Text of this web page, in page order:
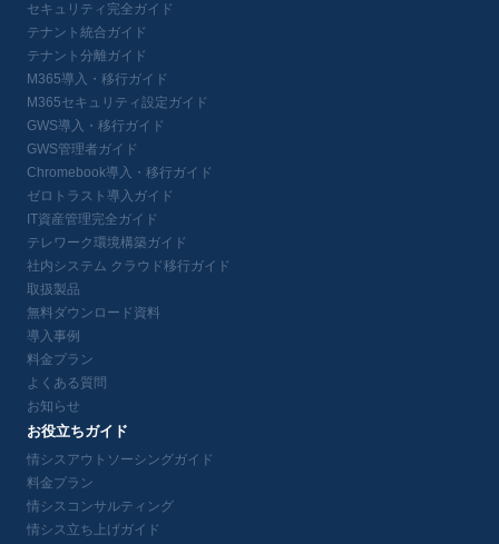
セキュリティ完全ガイド
テナント統合ガイド
テナント分離ガイド
M365導入・移行ガイド
M365セキュリティ設定ガイド
GWS導入・移行ガイド
GWS管理者ガイド
Chromebook導入・移行ガイド
ゼロトラスト導入ガイド
IT資産管理完全ガイド
テレワーク環境構築ガイド
社内システム クラウド移行ガイド
取扱製品
無料ダウンロード資料
導入事例
料金プラン
よくある質問
お知らせ
お役立ちガイド
情シスアウトソーシングガイド
料金プラン
情シスコンサルティング
情シス立ち上げガイド